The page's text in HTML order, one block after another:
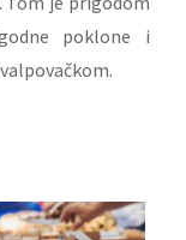
poklone i